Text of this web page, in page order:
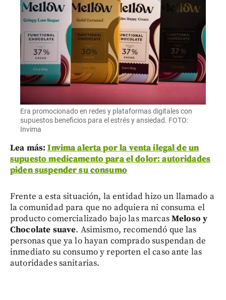
Era promocionado en redes y plataformas digitales con
supuestos beneficios para el estrés y ansiedad. FOTO:
Invima
Lea más:Invima alerta por la venta ilegal de un
supuesto medicamento para el dolor: autoridades
piden suspender su consumo
Frente a esta situación, la entidad hizo un llamado a
la comunidad para que no adquiera ni consuma el
producto comercializado bajo las marcasMeloso y
Chocolate suave. Asimismo, recomendó que las
personas que ya lo hayan comprado suspendan de
inmediato su consumo y reporten el caso ante las
autoridades sanitarias.